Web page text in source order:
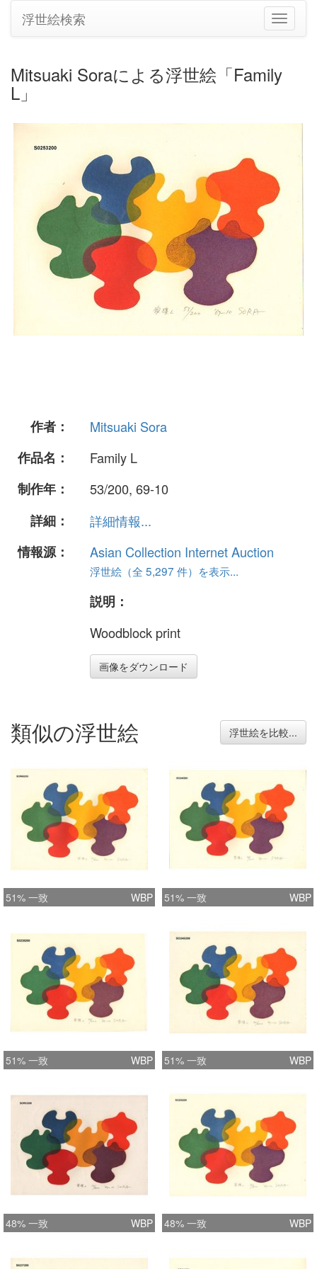
ナ
ビ
シ
浮世絵検索
Mitsuaki Soraによる浮世絵「Family
L」
作者：
Mitsuaki Sora
作品名：
Family L
制作年：
53/200, 69-10
詳細：
詳細情報...
情報源：
Asian Collection Internet Auction
浮世絵（全 5,297 件）を表示...
説明：
Woodblock print
画像をダウンロード
類似の浮世絵 浮世絵を比較...
51% 一致 WBP 51% 一致 WBP
51% 一致 WBP 51% 一致 WBP
48% 一致 WBP 48% 一致 WBP